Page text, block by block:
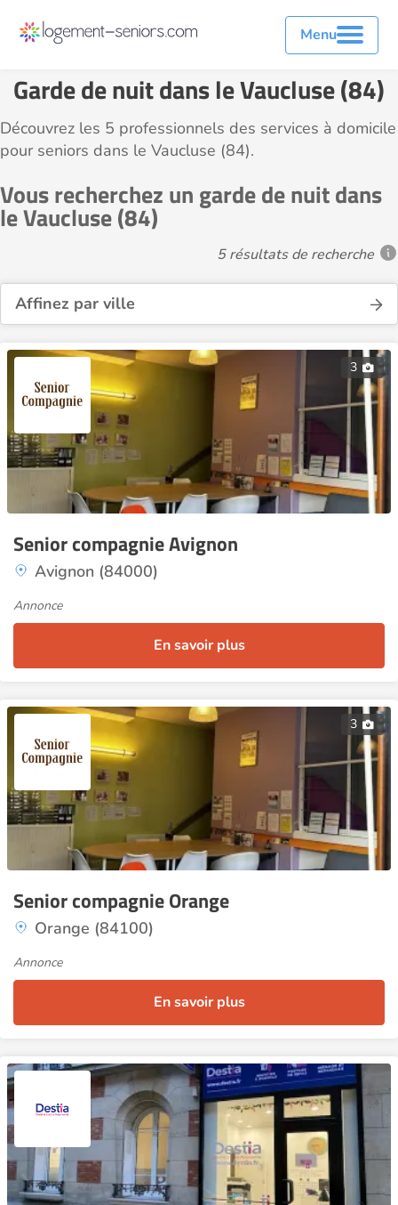
Menu
Garde de nuit dans le Vaucluse (84)
Découvrez les 5 professionnels des services à domicile
pour seniors dans le Vaucluse (84).
Vous recherchez un garde de nuit dans
le Vaucluse (84)
5 résultats de recherche
Affinez par ville
3
Senior compagnie Avignon
Avignon (84000)
Annonce
En savoir plus
3
Senior compagnie Orange
Orange (84100)
Annonce
En savoir plus